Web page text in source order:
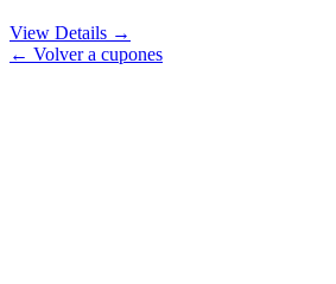
View Details →
← Volver a cupones